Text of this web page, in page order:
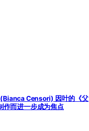
(Bianca Censori) 因叶的《父
作而进一步成为焦点